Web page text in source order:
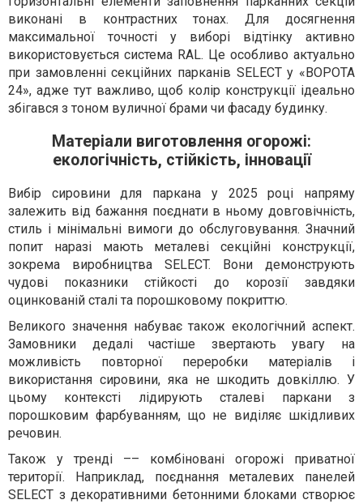
виконані в контрастних тонах. Для досягнення
максимальної точності у виборі відтінку активно
використовується система RAL. Це особливо актуально
при замовленні секційних парканів SELECT у «ВОРОТА
24», адже тут важливо, щоб колір конструкції ідеально
збігався з тоном вуличної брами чи фасаду будинку.
Матеріали виготовлення огорожі:
екологічність, стійкість, інновації
Вибір сировини для паркана у 2025 році напряму
залежить від бажання поєднати в ньому довговічність,
стиль і мінімальні вимоги до обслуговування. Значний
попит наразі мають металеві секційні конструкції,
зокрема виробництва SELECT. Вони демонструють
чудові показники стійкості до корозії завдяки
оцинкованій сталі та порошковому покриттю.
Великого значення набуває також екологічний аспект.
Замовники дедалі частіше звертають увагу на
можливість повторної переробки матеріалів і
використання сировини, яка не шкодить довкіллю. У
цьому контексті лідирують сталеві паркани з
порошковим фарбуванням, що не виділяє шкідливих
речовин.
Також у тренді –– комбіновані огорожі приватної
території. Наприклад, поєднання металевих панелей
SELECT з декоративними бетонними блоками створює